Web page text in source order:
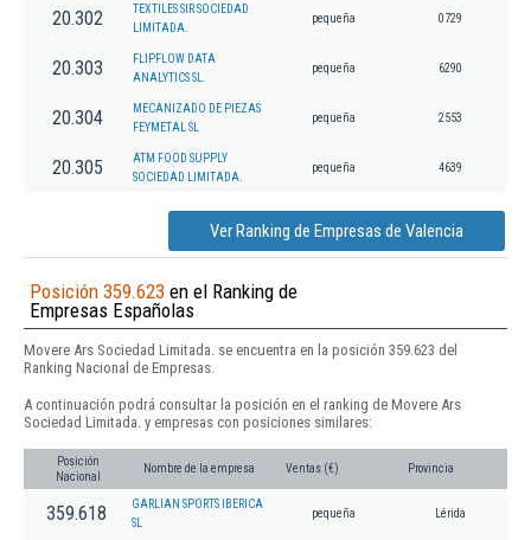
20.302
TEXTILES SIR SOCIEDAD
LIMITADA.
pequeña 0729
20.303
FLIPFLOW DATA
ANALYTICS SL.
pequeña 6290
20.304
MECANIZADO DE PIEZAS
FEYMETAL SL
pequeña 2553
20.305
ATM FOOD SUPPLY
SOCIEDAD LIMITADA.
pequeña 4639
Ver Ranking de Empresas de Valencia
Posición 359.623 en el Ranking de
Empresas Españolas
Movere Ars Sociedad Limitada. se encuentra en la posición 359.623 del
Ranking Nacional de Empresas.
A continuación podrá consultar la posición en el ranking de Movere Ars
Sociedad Limitada. y empresas con posiciones similares:
Posición
Nacional
Nombre de la empresa Ventas (€) Provincia
359.618
GARLIAN SPORTS IBERICA
SL
pequeña Lérida